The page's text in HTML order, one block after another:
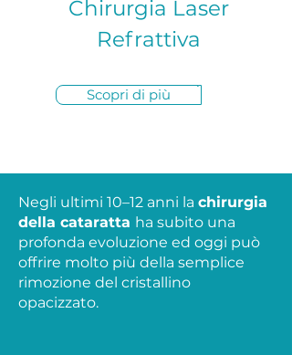
Chirurgia Laser
Refrattiva
Scopri di più
Negli ultimi 10–12 anni la chirurgia
della cataratta ha subito una
profonda evoluzione ed oggi può
offrire molto più della semplice
rimozione del cristallino
opacizzato.